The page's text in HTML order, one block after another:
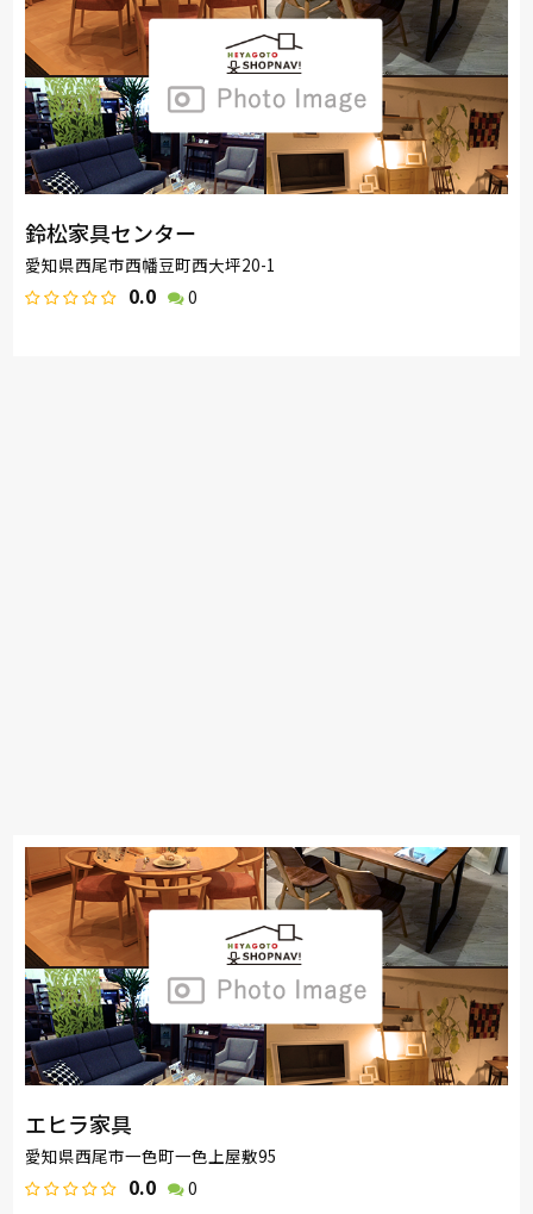
鈴松家具センター
愛知県西尾市西幡豆町西大坪20-1
0.0 0
エヒラ家具
愛知県西尾市一色町一色上屋敷95
0.0 0